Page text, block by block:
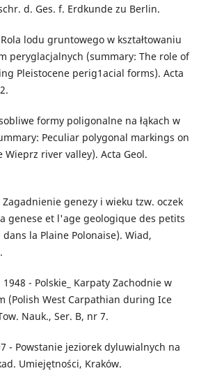
d. Ges. f. Erdkunde zu Berlin.
lodu gruntowego w kształtowaniu
peryglacjalnych (summary: The role of
Pleistocene perig1acial forms). Acta
formy poligonalne na łąkach w
Peculiar polygonal markings on
river valley). Acta Geol.
genezy i wieku tzw. oczek
genese et l'age geologique des petits
la Plaine Polonaise). Wiad,
- Polskie_ Karpaty Zachodnie w
(Polish West Carpathian during Ice
Nauk., Ser. B, nr 7.
- Powstanie jeziorek dyluwialnych na
Umiejętności, Kraków.